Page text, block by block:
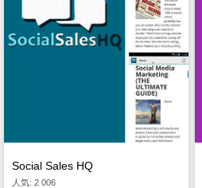
Social Sales HQ
人気: 2 006